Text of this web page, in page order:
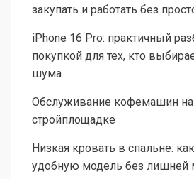
закупать и работать без
iPhone 16 Pro: практичный
покупкой для тех, кто
шума
Обслуживание кофемашин на
стройплощадке
Низкая кровать в спальне:
удобную модель без лишней